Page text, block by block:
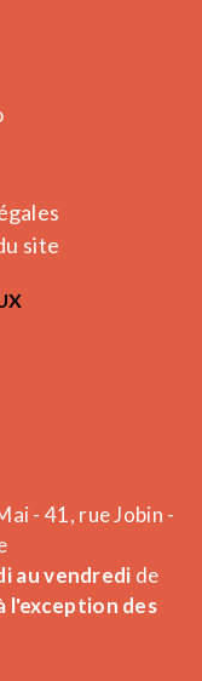
site
- 41, rue Jobin -
au vendredi de
l'exception des